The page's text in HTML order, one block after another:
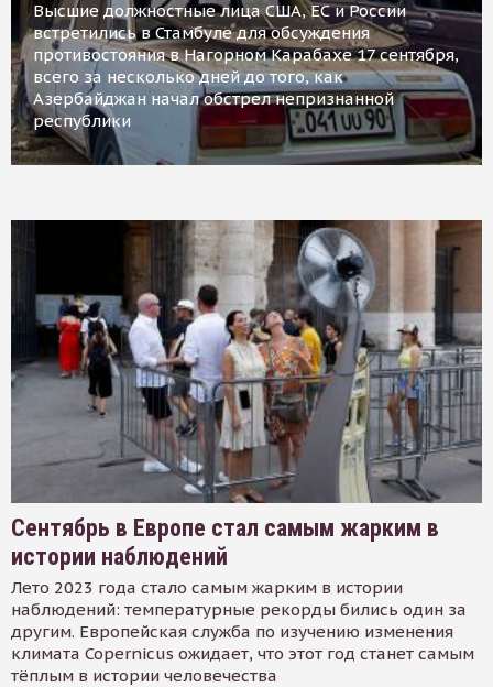
Высшие должностные лица США, ЕС и России
встретились в Стамбуле для обсуждения
противостояния в Нагорном Карабахе 17 сентября,
всего за несколько дней до того, как
Азербайджан начал обстрел непризнанной
республики
Сентябрь в Европе стал самым жарким в
истории наблюдений
Лето 2023 года стало самым жарким в истории
наблюдений: температурные рекорды бились один за
другим. Европейская служба по изучению изменения
климата Copernicus ожидает, что этот год станет самым
тёплым в истории человечества